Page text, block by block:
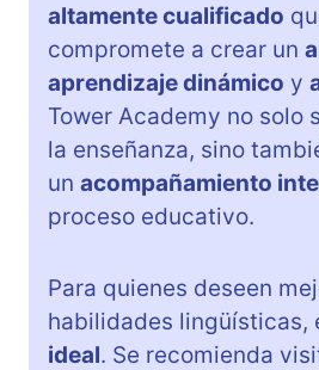
altamente cualificado
compromete a crear un
aprendizaje dinámico y
Tower Academy no solo
la enseñanza, sino
un acompañamiento
proceso educativo.
Para quienes deseen
habilidades lingüísticas,
ideal. Se recomienda